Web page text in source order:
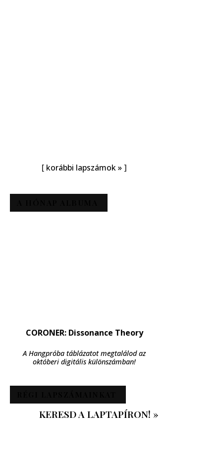
[ korábbi lapszámok »]
CORONER: Dissonance Theory
A Hangpróba táblázatot megtalálod az
októberi digitális különszámban!
KERESD A LAPTAPÍRON! »